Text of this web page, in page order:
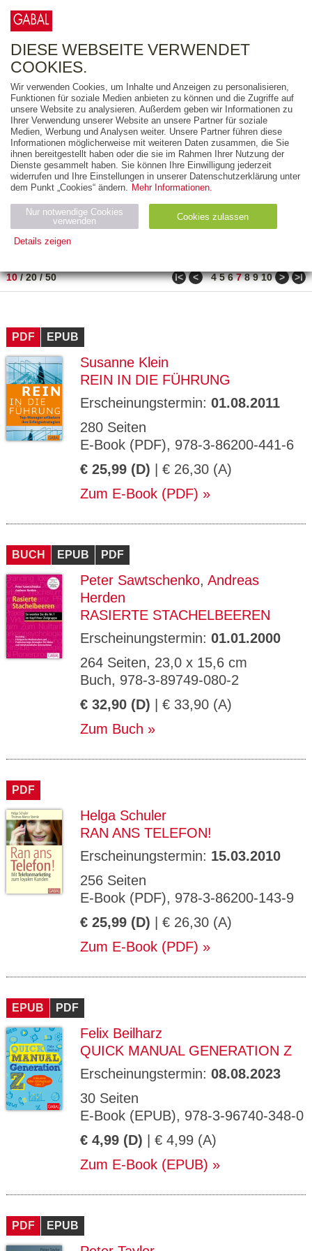
FREITEXT
AUSGABEART
AUS DER REIHE
ZUM THEMA
Neuerscheinung
Bestseller
PREIS
10/20/50 ǀ< < 4 5 6 7 8 9 10 > >ǀ
PDF EPUB
Susanne Klein
REIN IN DIE FÜHRUNG
Erscheinungstermin: 01.08.2011
280 Seiten
E-Book (PDF), 978-3-86200-441-6
€ 25,99 (D) | € 26,30 (A)
Zum E-Book (PDF)
BUCH EPUB PDF
Peter Sawtschenko, Andreas
Herden
RASIERTE STACHELBEEREN
Erscheinungstermin: 01.01.2000
264 Seiten, 23,0 x 15,6 cm
Buch, 978-3-89749-080-2
€ 32,90 (D) | € 33,90 (A)
Zum Buch
PDF
Helga Schuler
RAN ANS TELEFON!
Erscheinungstermin: 15.03.2010
256 Seiten
E-Book (PDF), 978-3-86200-143-9
€ 25,99 (D) | € 26,30 (A)
Zum E-Book (PDF)
EPUB PDF
Felix Beilharz
QUICK MANUAL GENERATION Z
Erscheinungstermin: 08.08.2023
30 Seiten
E-Book (EPUB), 978-3-96740-348-0
€ 4,99 (D) | € 4,99 (A)
Zum E-Book (EPUB)
PDF EPUB
DIESE WEBSEITE VERWENDET
COOKIES.
Wir verwenden Cookies, um Inhalte und Anzeigen zu personalisieren,
Funktionen für soziale Medien anbieten zu können und die Zugriffe auf
unsere Website zu analysieren. Außerdem geben wir Informationen zu
Ihrer Verwendung unserer Website an unsere Partner für soziale
Medien, Werbung und Analysen weiter. Unsere Partner führen diese
Informationen möglicherweise mit weiteren Daten zusammen, die Sie
ihnen bereitgestellt haben oder die sie im Rahmen Ihrer Nutzung der
Dienste gesammelt haben. Sie können Ihre Einwilligung jederzeit
widerrufen und Ihre Einstellungen in unserer Datenschutzerklärung unter
dem Punkt „Cookies“ ändern. Mehr Informationen.
Nur notwendige Cookies
verwenden
Cookies zulassen
Details zeigen
Name Zweck
Ty
ESSION
_ID
verlag.
de
GV_CO
OKIES
gabal-
verlag.
de
Speichert den Zustimmungsstatus des
Benutzers für Cookies auf der aktuellen
Domäne.